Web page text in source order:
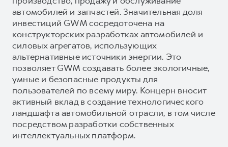
автомобилей и запчастей. Значительная доля
инвестиций GWM сосредоточена на
конструкторских разработках автомобилей и
силовых агрегатов, использующих
альтернативные источники энергии. Это
позволяет GWM создавать более экологичные,
умные и безопасные продукты для
пользователей по всему миру. Концерн вносит
активный вклад в создание технологического
ландшафта автомобильной отрасли, в том числе
посредством разработки собственных
интеллектуальных платформ.